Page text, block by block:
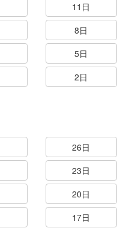
11日
8日
5日
2日
26日
23日
20日
17日